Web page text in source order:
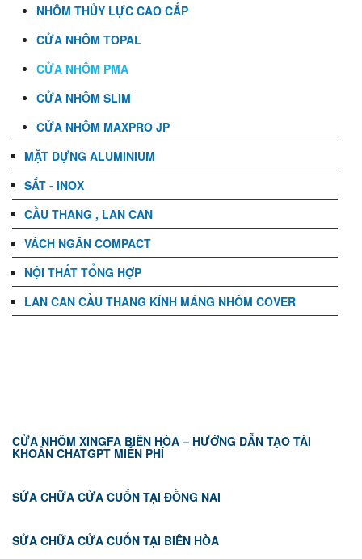
NHÔM THỦY LỰC CAO CẤP
CỬA NHÔM TOPAL
CỬA NHÔM PMA
CỬA NHÔM SLIM
CỬA NHÔM MAXPRO JP
MẶT DỰNG ALUMINIUM
SẮT - INOX
CẦU THANG , LAN CAN
VÁCH NGĂN COMPACT
NỘI THẤT TỔNG HỢP
LAN CAN CẦU THANG KÍNH MÁNG NHÔM COVER
CỬA NHÔM XINGFA BIÊN HÒA – HƯỚNG DẪN TẠO TÀI
KHOẢN CHATGPT MIỄN PHÍ
SỬA CHỮA CỬA CUỐN TẠI ĐỒNG NAI
SỬA CHỮA CỬA CUỐN TẠI BIÊN HÒA